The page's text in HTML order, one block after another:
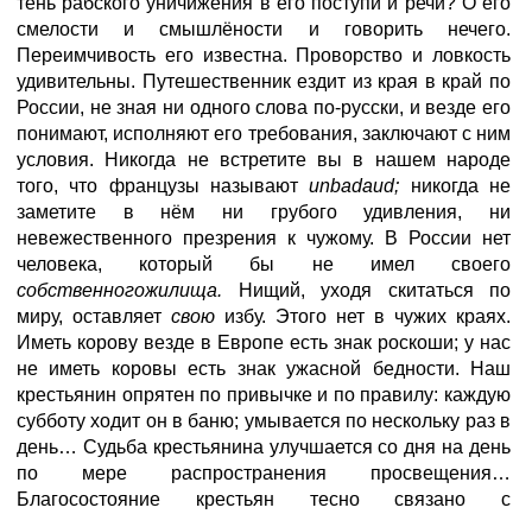
смелости и смышлёности и говорить нечего.
Переимчивость его известна. Проворство и ловкость
удивительны. Путешественник ездит из края в край по
России, не зная ни одного слова по-русски, и везде его
понимают, исполняют его требования, заключают с ним
условия. Никогда не встретите вы в нашем народе
того, что французы называютunbadaud; никогда не
заметите в нём ни грубого удивления, ни
невежественного презрения к чужому. В России нет
человека, который бы не имел своего
собственногожилища.
Нищий, уходя скитаться по
миру, оставляет свою избу. Этого нет в чужих краях.
Иметь корову везде в Европе есть знак роскоши; у нас
не иметь коровы есть знак ужасной бедности. Наш
крестьянин опрятен по привычке и по правилу: каждую
субботу ходит он в баню; умывается по нескольку раз в
день… Судьба крестьянина улучшается со дня на день
по мере распространения просвещения…
Благосостояние крестьян тесно связано с